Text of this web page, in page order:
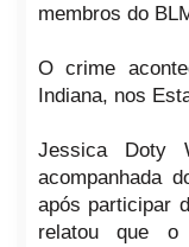
membros do
O crime
Indiana, nos
Jessica Doty
acompanhada
após participar
relatou que o